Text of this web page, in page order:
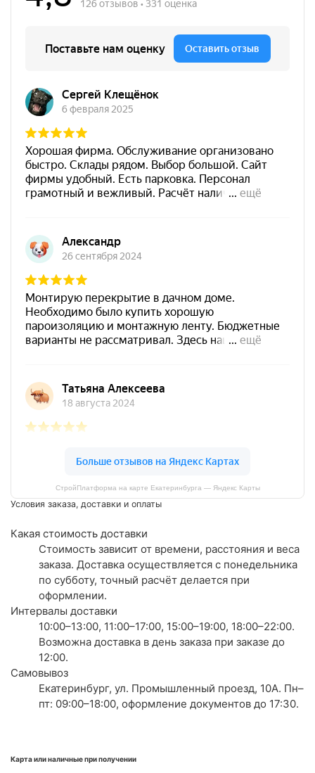
СтройПлатформа на карте Екатеринбурга — Яндекс Карты
Условия заказа, доставки и оплаты
Какая стоимость доставки
Стоимость зависит от времени, расстояния и веса
заказа. Доставка осуществляется с понедельника
по субботу, точный расчёт делается при
оформлении.
Интервалы доставки
10:00–13:00, 11:00–17:00, 15:00–19:00, 18:00–22:00.
Возможна доставка в день заказа при заказе до
12:00.
Самовывоз
Екатеринбург, ул. Промышленный проезд, 10А. Пн–
пт: 09:00–18:00, оформление документов до 17:30.
Карта или наличные при получении